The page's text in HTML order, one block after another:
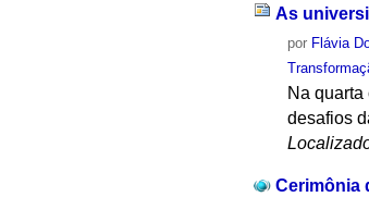
As
por Flávia
Na
desafios
Cerimônia